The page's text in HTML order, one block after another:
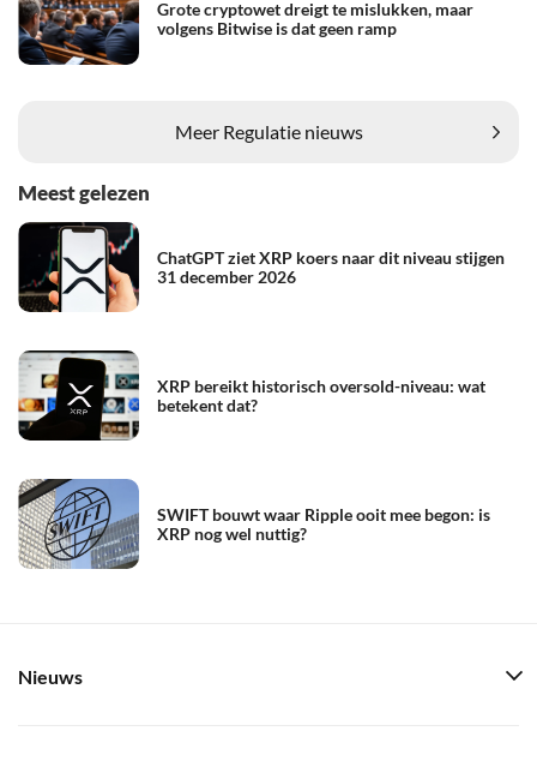
Grote cryptowet dreigt te mislukken, maar
volgens Bitwise is dat geen ramp
Meer Regulatie nieuws
Meest gelezen
ChatGPT ziet XRP koers naar dit niveau stijgen
31 december 2026
XRP bereikt historisch oversold-niveau: wat
betekent dat?
SWIFT bouwt waar Ripple ooit mee begon: is
XRP nog wel nuttig?
Nieuws